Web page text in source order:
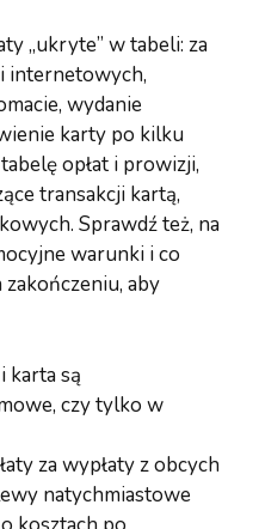
„ukryte” w tabeli: za
internetowych,
wydanie
karty po kilku
opłat i prowizji,
transakcji kartą,
Sprawdź też, na
warunki i co
aby
karta są
czy tylko w
za wypłaty z obcych
natychmiastowe